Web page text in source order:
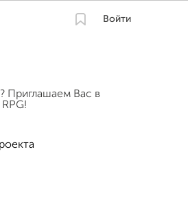
Войти
Приглашаем Вас в